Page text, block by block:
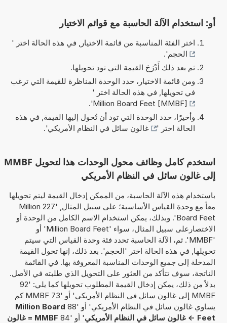
أو: استخدام الآلة الحاسبة مع قوائم الاختيار
اختر الفئة المناسبة من قائمة الاختيار, في هذه الحالة اختر '
الحجم'.
ثم بعد ذلك أَدْرَجَ القيمة التي تود تحويلها.
ومن قائمة الاختيار، حدد الوحدة المناظرة للقيمة التي ترغب
في تحويلها, في هذه الحالة اختر '
Million Board Feet [MMBF]
'.
وأخيرًا، حدد الوحدة التي تود أن تُحول إليها القيمة, في هذه
الحالة اختر '
غالون سائل في النظام الأمريكي'.
استخدم كامل وظائف محول الوحدات هذا لتحويل MMBF
إلى غالون سائل في النظام الأمريكي
باستخدام هذه الآلة الحاسبة، من الممكن إدخال القيمة ليتم تحويلها
معاً مع وحدة القياس الأساسية؛ على سبيل المثال, '227 Million
Board Feet'. وبذلك، يمكن استخدام الاسم الكامل من الوحدة أو
الاختصارعلى سبيل المثال، سواء 'Million Board Feet' أو
'MMBF'. ثم، الآلة الحاسبة تحدد فئة وحدة القياس التي سيتم
تحويلها, في هذه الحالة اختر 'الحجم'. بعد ذلك، إنها تحول القيمة
المدخلة إلى جميع الوحدات المناسبة المعروفة بها. في القائمة
الناتجة، سوف تتأكد من العثور على التحويل الذي طلبته في الأصل.
بدلاً من ذلك، يمكن إدخال القيمة المطلوب تحويلها كما يلي: '92
MMBF إلى غالون سائل في النظام الأمريكي' أو '73 MMBF كم
يساوي غالون سائل في النظام الأمريكي' أو '88
Million Board
Feet -> غالون سائل في النظام الأمريكي
' أو '84
MMBF = غالون